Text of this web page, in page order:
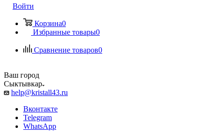
Войти
Корзина0
Избранные товары0
Сравнение товаров0
Ваш город
Сыктывкар
help@kristall43.ru
Вконтакте
Telegram
WhatsApp